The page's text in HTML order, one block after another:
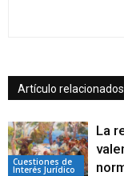
Artículo relacionados
Cuestiones de
Interés Jurídico
La